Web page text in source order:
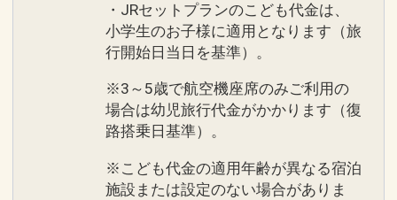
・JRセットプランのこども代金は、
小学生のお子様に適用となります（旅
行開始日当日を基準）。
※3～5歳で航空機座席のみご利用の
場合は幼児旅行代金がかかります（復
路搭乗日基準）。
※こども代金の適用年齢が異なる宿泊
施設または設定のない場合がありま